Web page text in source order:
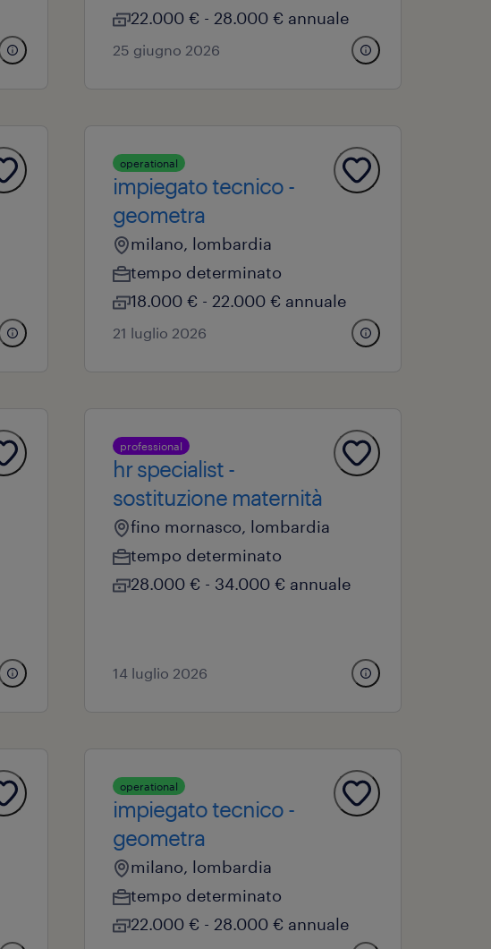
22.000 € - 28.000 € annuale
25 giugno 2026
operational
impiegato tecnico -
geometra
milano, lombardia
tempo determinato
18.000 € - 22.000 € annuale
21 luglio 2026
professional
hr specialist -
sostituzione maternità
fino mornasco, lombardia
tempo determinato
28.000 € - 34.000 € annuale
14 luglio 2026
operational
impiegato tecnico -
geometra
milano, lombardia
tempo determinato
22.000 € - 28.000 € annuale